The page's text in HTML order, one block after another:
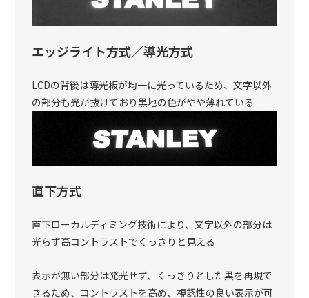
エッジライト方式／導光方式
LCDの背後は導光板が均一に光っているため、文字以外
の部分も光が抜けており黒地の色がやや薄れている
直下方式
直下ローカルディミング技術により、文字以外の部分は
光らず高コントラストでくっきりと見える
表示が無い部分は発光せず、くっきりとした黒を再現で
きるため、コントラストを高め、視認性の良い表示が可